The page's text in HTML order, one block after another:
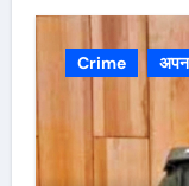
Crime